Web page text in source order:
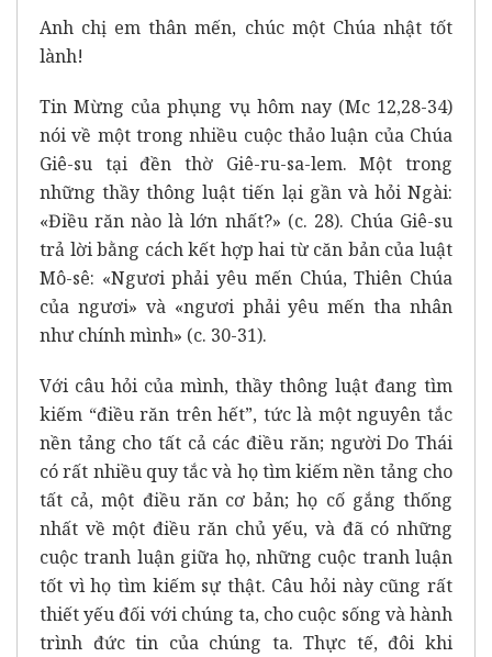
Anh chị em thân mến, chúc một Chúa nhật tốt
lành!
Tin Mừng của phụng vụ hôm nay (Mc 12,28-34)
nói về một trong nhiều cuộc thảo luận của Chúa
Giê-su tại đền thờ Giê-ru-sa-lem. Một trong
những thầy thông luật tiến lại gần và hỏi Ngài:
«Điều răn nào là lớn nhất?» (c. 28). Chúa Giê-su
trả lời bằng cách kết hợp hai từ căn bản của luật
Mô-sê: «Ngươi phải yêu mến Chúa, Thiên Chúa
của ngươi» và «ngươi phải yêu mến tha nhân
như chính mình» (c. 30-31).
Với câu hỏi của mình, thầy thông luật đang tìm
kiếm “điều răn trên hết”, tức là một nguyên tắc
nền tảng cho tất cả các điều răn; người Do Thái
có rất nhiều quy tắc và họ tìm kiếm nền tảng cho
tất cả, một điều răn cơ bản; họ cố gắng thống
nhất về một điều răn chủ yếu, và đã có những
cuộc tranh luận giữa họ, những cuộc tranh luận
tốt vì họ tìm kiếm sự thật. Câu hỏi này cũng rất
thiết yếu đối với chúng ta, cho cuộc sống và hành
trình đức tin của chúng ta. Thực tế, đôi khi